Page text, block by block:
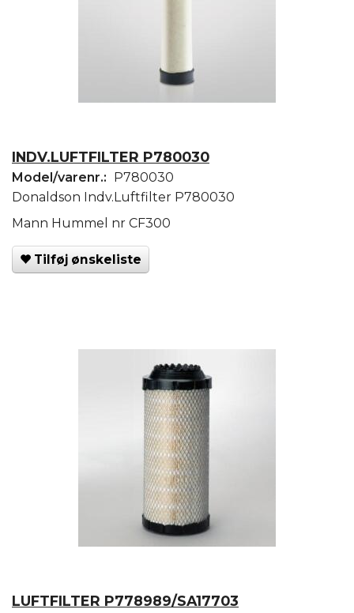
INDV.LUFTFILTER P780030
Model/varenr.: P780030
Donaldson Indv.Luftfilter P780030
Mann Hummel nr CF300
Tilføj ønskeliste
LUFTFILTER P778989/SA17703